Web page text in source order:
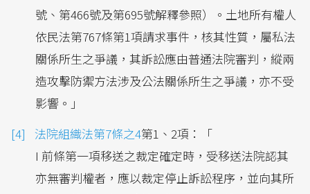
號、第466號及第695號解釋參照）。土地所有權人
依民法第767條第1項請求事件，核其性質，屬私法
關係所生之爭議，其訴訟應由普通法院審判，縱兩
造攻擊防禦方法涉及公法關係所生之爭議，亦不受
影響。」
法院組織法第7條之4第1、2項：「
I 前條第一項移送之裁定確定時，受移送法院認其
亦無審判權者，應以裁定停止訴訟程序，並向其所